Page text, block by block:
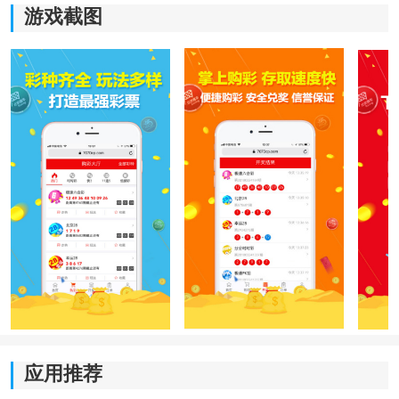
热门版本介绍：
双色球最新版本-双色球官方免费-双色球手机版旧版-点
击进入
软件亮点
1、平台围绕移动端连续浏览体验进行了重新整理，不同
栏目之间衔接更加自然。很多用户在查看数据时都会连
以及阶段走势集中展示，减少频繁返回主页重新查找入
游戏截图
应用推荐